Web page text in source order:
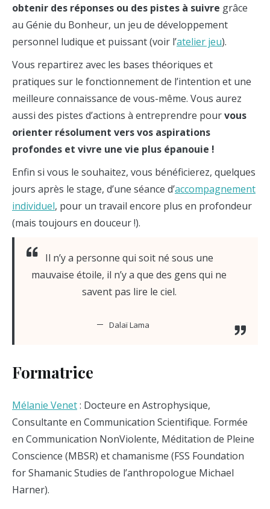
obtenir des réponses ou des pistes à suivre grâce
au Génie du Bonheur, un jeu de développement
personnel ludique et puissant (voir l’atelier jeu).
Vous repartirez avec les bases théoriques et
pratiques sur le fonctionnement de l’intention et une
meilleure connaissance de vous-même. Vous aurez
aussi des pistes d’actions à entreprendre pourvous
orienter résolument vers vos aspirations
profondes et vivre une vie plus épanouie !
Enfin si vous le souhaitez, vous bénéficierez, quelques
jours après le stage, d’une séance d’accompagnement
individuel, pour un travail encore plus en profondeur
(mais toujours en douceur !).
Il n’y a personne qui soit né sous une
mauvaise étoile, il n’y a que des gens qui ne
savent pas lire le ciel.
Dalaï Lama
Formatrice
Mélanie Venet: Docteure en Astrophysique,
Consultante en Communication Scientifique. Formée
en Communication NonViolente, Méditation de Pleine
Conscience (MBSR) et chamanisme (FSS Foundation
for Shamanic Studies de l’anthropologue Michael
Harner).